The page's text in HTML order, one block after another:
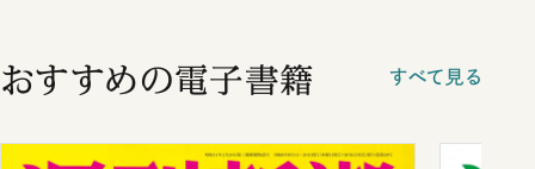
おすすめの電子書籍 すべて見る